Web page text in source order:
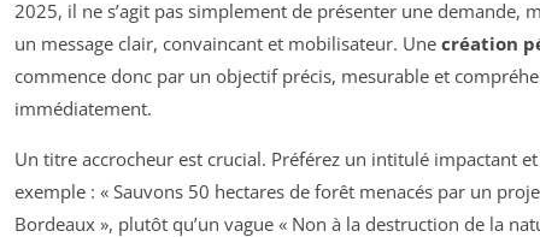
2025, il ne s’agit pas simplement de présenter une demande,
un message clair, convaincant et mobilisateur. Une création
commence donc par un objectif précis, mesurable et
immédiatement.
Un titre accrocheur est crucial. Préférez un intitulé impactant
exemple : « Sauvons 50 hectares de forêt menacés par un
Bordeaux », plutôt qu’un vague « Non à la destruction de la